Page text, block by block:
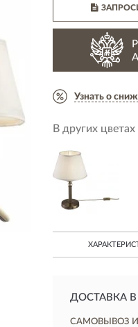
Узнать о
В других
ДОСТАВКА В
САМОВЫВОЗ